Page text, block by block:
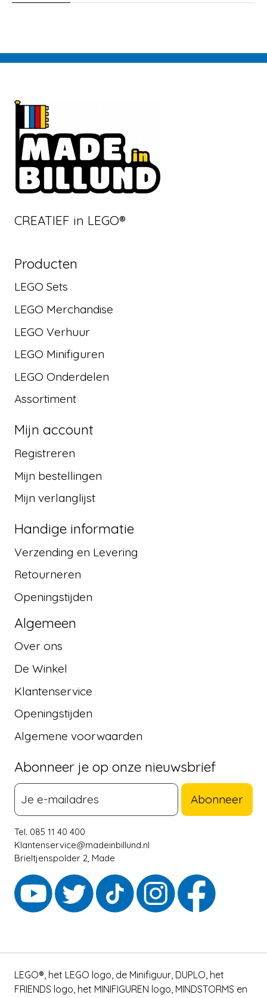
CREATIEF in LEGO®
Producten
LEGO Sets
LEGO Merchandise
LEGO Verhuur
LEGO Minifiguren
LEGO Onderdelen
Assortiment
Mijn account
Registreren
Mijn bestellingen
Mijn verlanglijst
Handige informatie
Verzending en Levering
Retourneren
Openingstijden
Algemeen
Over ons
De Winkel
Klantenservice
Openingstijden
Algemene voorwaarden
Abonneer je op onze nieuwsbrief
Abonneer
Tel. 085 11 40 400
Klantenservice@madeinbillund.nl
Brieltjenspolder 2, Made
LEGO®, het LEGO logo, de Minifiguur, DUPLO, het
FRIENDS logo, het MINIFIGUREN logo, MINDSTORMS en